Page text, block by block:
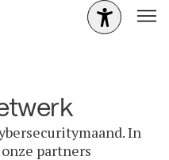
In
partners